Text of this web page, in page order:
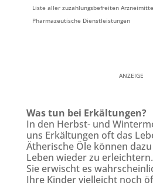
Liste aller zuzahlungsbefreiten
Pharmazeutische Dienstleistungen
ANZEIGE
Was tun bei Erkältungen?
In den Herbst- und
uns Erkältungen oft das
Ätherische Öle können
Leben wieder zu erleichtern.
Sie erwischt es
Ihre Kinder vielleicht noch